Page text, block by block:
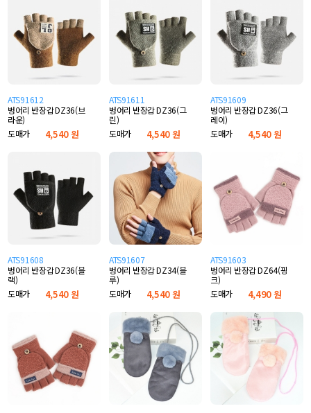
ATS91612
벙어리 반장갑 DZ36(브
라운)
도매가
4,540 원
ATS91611
벙어리 반장갑 DZ36(그
린)
도매가
4,540 원
ATS91609
벙어리 반장갑 DZ36(그
레이)
도매가
4,540 원
ATS91608
벙어리 반장갑 DZ36(블
랙)
도매가
4,540 원
ATS91607
벙어리 반장갑 DZ34(블
루)
도매가
4,540 원
ATS91603
벙어리 반장갑 DZ64(핑
크)
도매가
4,490 원